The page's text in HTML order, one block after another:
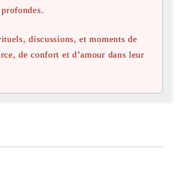
discussions, et moments de
de confort et d’amour dans leur